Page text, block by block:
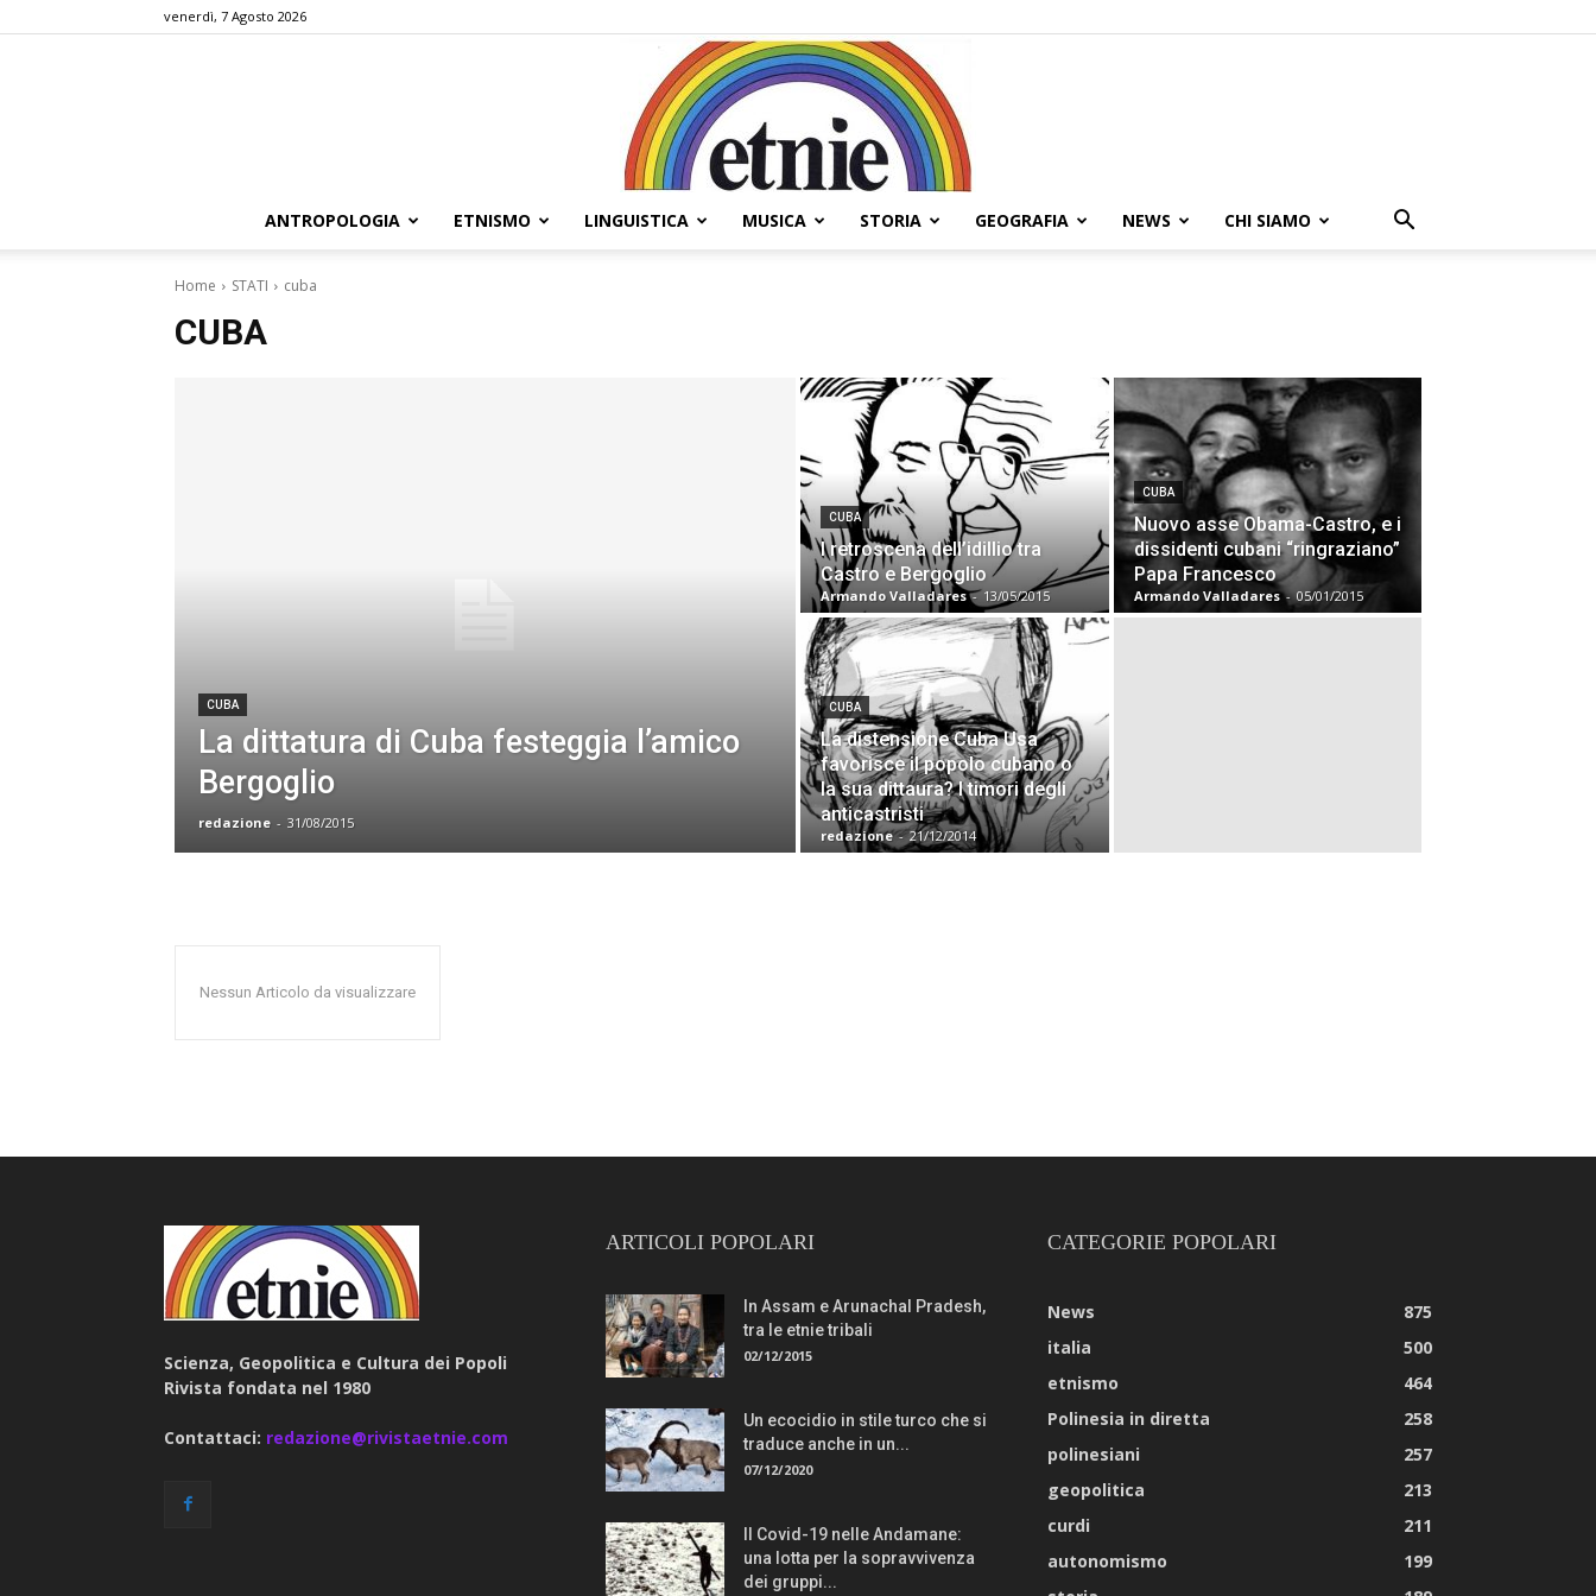
venerdì, 7 Agosto 2026
ANTROPOLOGIA ETNISMO LINGUISTICA MUSICA STORIA GEOGRAFIA NEWS CHI SIAMO
Home STATI cuba
CUBA
CUBA
La dittatura di Cuba festeggia l’amico
Bergoglio
redazione - 31/08/2015
CUBA
I retroscena dell’idillio tra
Castro e Bergoglio
Armando Valladares - 13/05/2015
CUBA
Nuovo asse Obama-Castro, e i
dissidenti cubani “ringraziano”
Papa Francesco
Armando Valladares - 05/01/2015
CUBA
La distensione Cuba Usa
favorisce il popolo cubano o
la sua dittaura? I timori degli
anticastristi
redazione - 21/12/2014
Nessun Articolo da visualizzare
Scienza, Geopolitica e Cultura dei Popoli
Rivista fondata nel 1980
Contattaci: redazione@rivistaetnie.com
ARTICOLI POPOLARI
In Assam e Arunachal Pradesh,
tra le etnie tribali
02/12/2015
Un ecocidio in stile turco che si
traduce anche in un...
07/12/2020
Il Covid-19 nelle Andamane:
una lotta per la sopravvivenza
dei gruppi...
CATEGORIE POPOLARI
News
875
italia
500
etnismo
464
Polinesia in diretta
258
polinesiani
257
geopolitica
213
curdi
211
autonomismo
199